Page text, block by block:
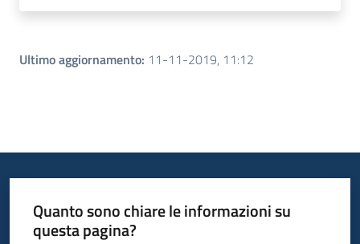
Ultimo aggiornamento: 11-11-2019, 11:12
Quanto sono chiare le informazioni su
questa pagina?